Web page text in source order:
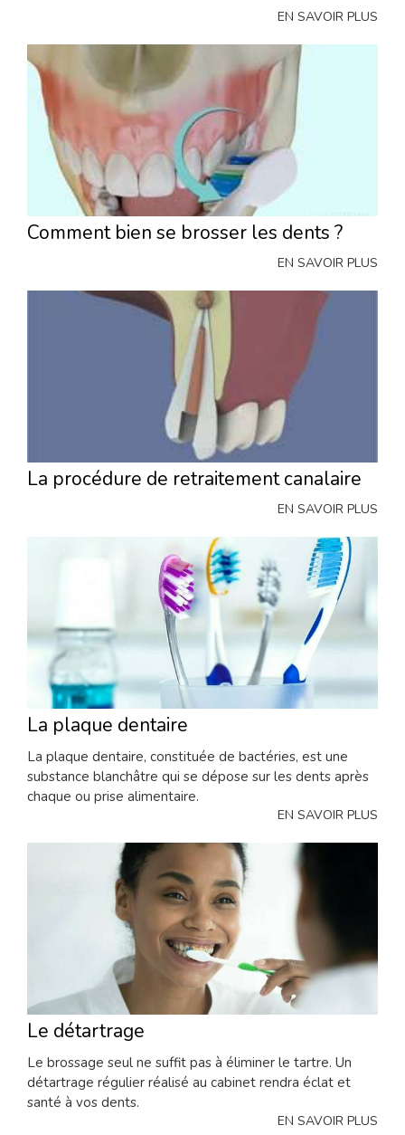
EN SAVOIR PLUS
Comment bien se brosser les dents ?
EN SAVOIR PLUS
La procédure de retraitement canalaire
EN SAVOIR PLUS
La plaque dentaire
La plaque dentaire, constituée de bactéries, est une
substance blanchâtre qui se dépose sur les dents après
chaque ou prise alimentaire.
EN SAVOIR PLUS
Le détartrage
Le brossage seul ne suffit pas à éliminer le tartre. Un
détartrage régulier réalisé au cabinet rendra éclat et
santé à vos dents.
EN SAVOIR PLUS